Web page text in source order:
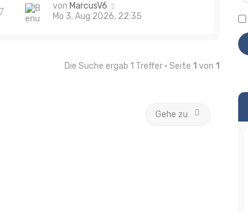
von MarcusV6
Mo 3. Aug 2026, 22:35
Die Suche ergab 1 Treffer • Seite 1 von 1
Gehe zu